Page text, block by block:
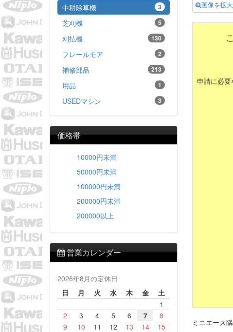
画像を拡
申請に必
ミニエース
中耕除草機 3
芝刈機 5
刈払機 130
フレールモア 2
補修部品 213
用品 1
USEDマシン 3
価格帯
10000円未満
50000円未満
100000円未満
200000円未満
200000以上
営業カレンダー
2026年8月の定休日
日
月 火 水 木 金
土
1
2
3 4 5 6 7
8
9
10 11 12 13 14
15